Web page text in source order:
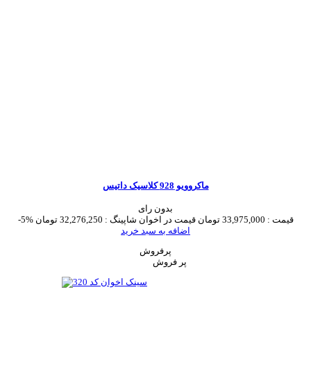
ماکروویو 928 کلاسیک داتیس
بدون رای
-5%
قیمت : 33,975,000 تومان قیمت در اخوان شاپینگ : 32,276,250 تومان
اضافه به سبد خرید
پرفروش